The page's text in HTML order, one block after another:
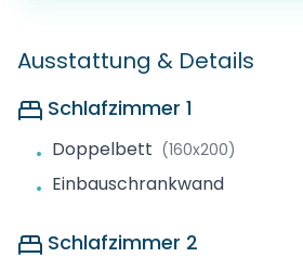
Ausstattung & Details
Schlafzimmer 1
• Doppelbett (160x200)
• Einbauschrankwand
Schlafzimmer 2